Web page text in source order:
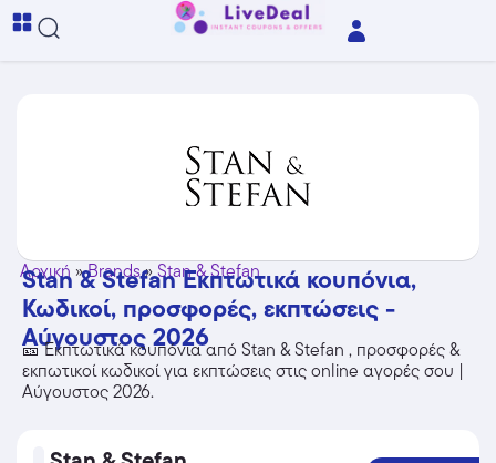
Αρχική »Brands»Stan & Stefan
Stan & Stefan Εκπτωτικά κουπόνια,
Κωδικοί, προσφορές, εκπτώσεις -
Αύγουστος 2026
🎫 Εκπτωτικά κουπόνια από Stan & Stefan , προσφορές &
εκπωτικοί κωδικοί για εκπτώσεις στις online αγορές σου |
Αύγουστος 2026.